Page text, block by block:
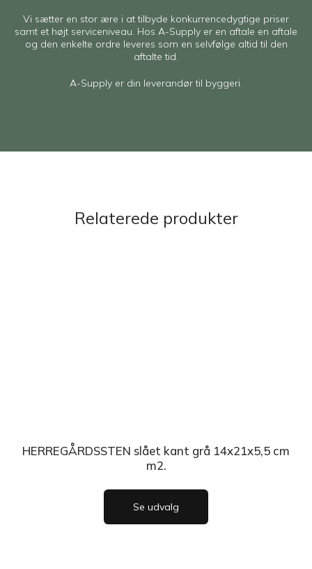
Vi sætter en stor ære i at tilbyde konkurrencedygtige priser
samt et højt serviceniveau. Hos A-Supply er en aftale en aftale
og den enkelte ordre leveres som en selvfølge altid til den
aftalte tid.
A-Supply er din leverandør til byggeri.
Relaterede produkter
HERREGÅRDSSTEN slået kant grå 14x21x5,5 cm
m2.
Se udvalg